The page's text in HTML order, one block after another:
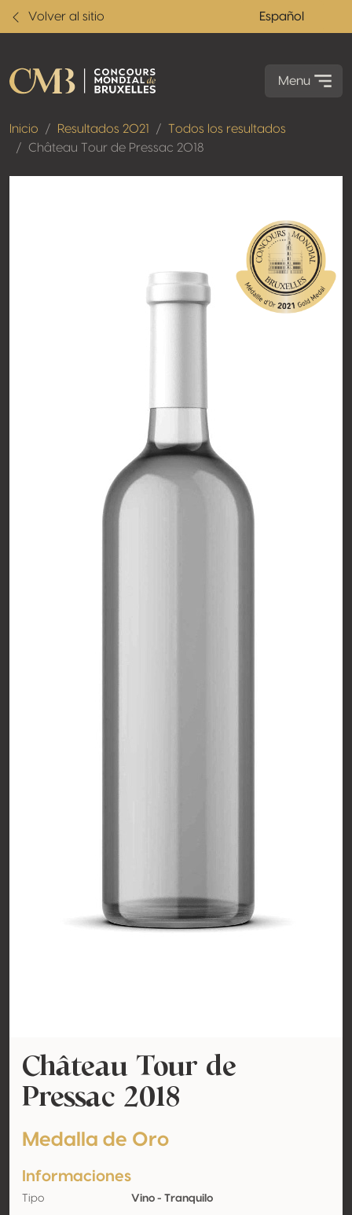
Volver al sitio Español
Menu
Inicio Resultados 2021
Todos los resultados
Château Tour de Pressac 2018
Château Tour de
Pressac 2018
Medalla de Oro
Informaciones
Tipo Vino - Tranquilo